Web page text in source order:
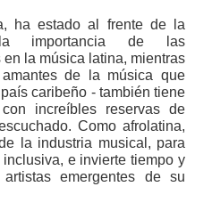
ha estado al frente de la
importancia de las
la música latina, mientras
de la música que
caribeño - también tiene
increíbles reservas de
Como afrolatina,
la industria musical, para
e invierte tiempo y
emergentes de su